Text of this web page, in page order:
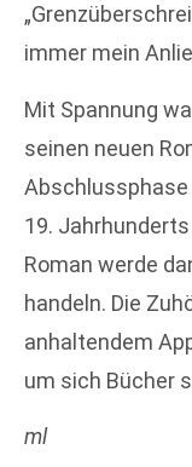
immer mein
Mit Spannung
seinen neuen
Abschlussphase
19.
Roman werde
handeln. Die
anhaltendem
um sich Bücher
ml